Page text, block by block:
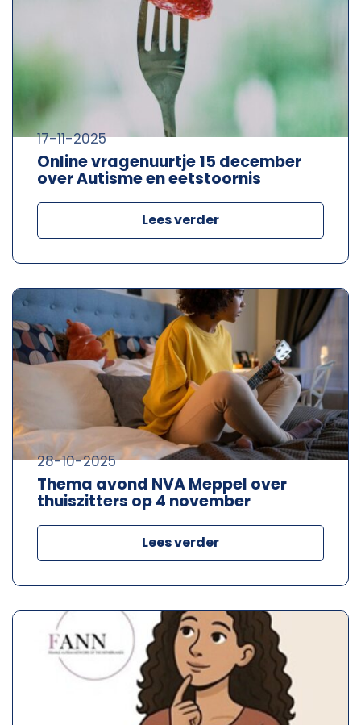
Online vragenuurtje 15 december
over Autisme en eetstoornis
17-11-2025
Lees verder
Thema avond NVA Meppel over
thuiszitters op 4 november
28-10-2025
Lees verder